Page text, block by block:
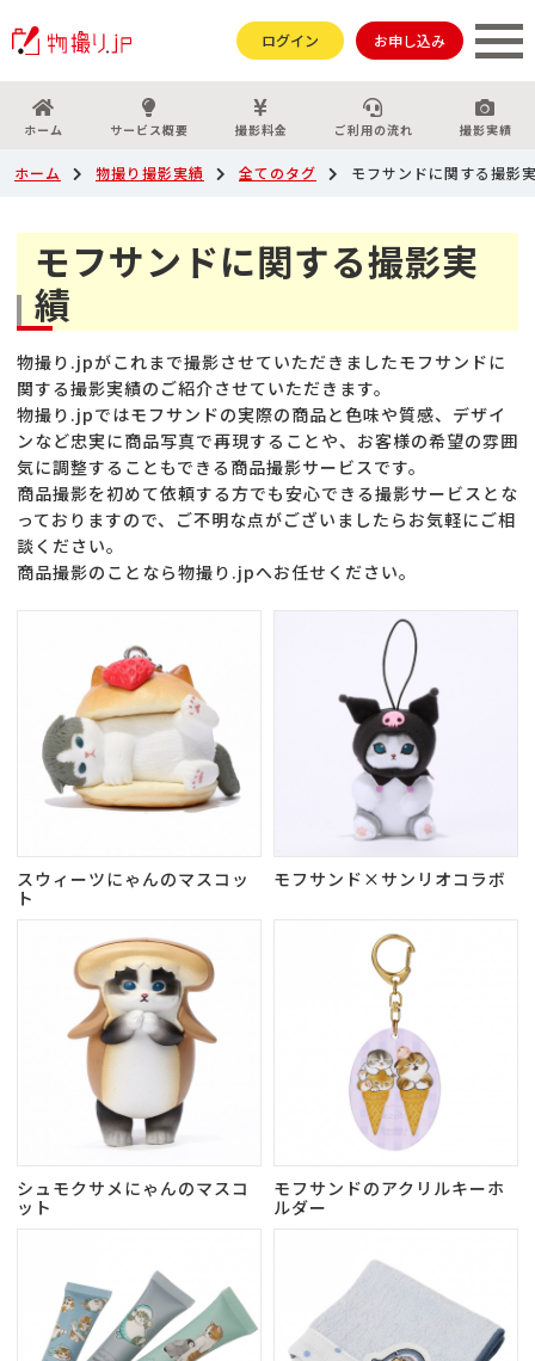
ログイン お申し込み
ホーム サービス概要 撮影料金 ご利用の流れ 撮影実績
ホーム 物撮り撮影実績 全てのタグ モフサンドに関する撮影
モフサンドに関する撮影実
績
物撮り.jpがこれまで撮影させていただきましたモフサンドに
関する撮影実績のご紹介させていただきます。
物撮り.jpではモフサンドの実際の商品と色味や質感、デザイ
ンなど忠実に商品写真で再現することや、お客様の希望の雰囲
気に調整することもできる商品撮影サービスです。
商品撮影を初めて依頼する方でも安心できる撮影サービスとな
っておりますので、ご不明な点がございましたらお気軽にご相
談ください。
商品撮影のことなら物撮り.jpへお任せください。
スウィーツにゃんのマスコッ
ト
モフサンド×サンリオコラボ
シュモクサメにゃんのマスコ
ット
モフサンドのアクリルキーホ
ルダー